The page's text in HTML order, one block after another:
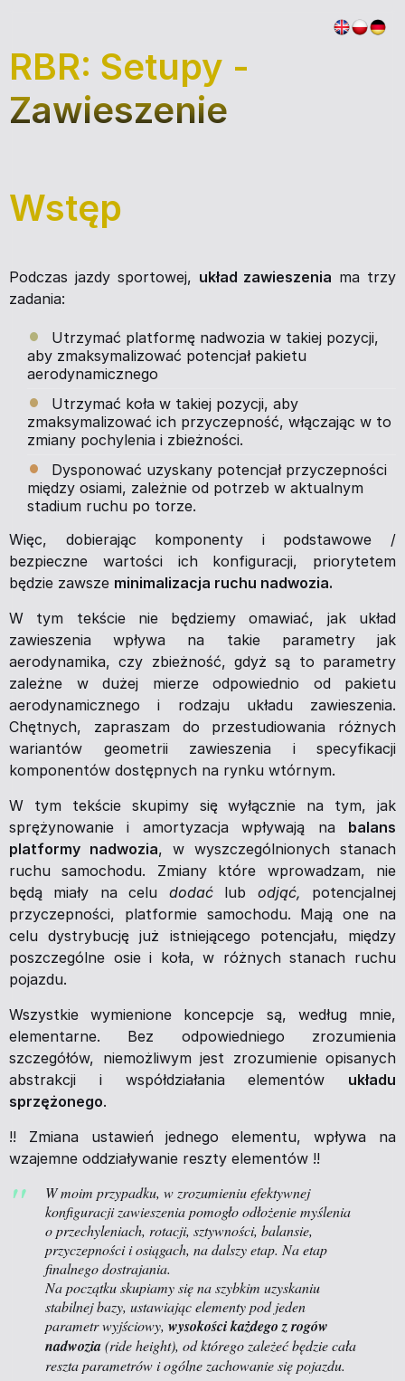
RBR: Setupy -
Zawieszenie
Wstęp
Podczas jazdy sportowej, układ zawieszenia ma trzy
zadania:
Utrzymać platformę nadwozia w takiej pozycji,
aby zmaksymalizować potencjał pakietu
aerodynamicznego
Utrzymać koła w takiej pozycji, aby
zmaksymalizować ich przyczepność, włączając w to
zmiany pochylenia i zbieżności.
Dysponować uzyskany potencjał przyczepności
między osiami, zależnie od potrzeb w aktualnym
stadium ruchu po torze.
Więc, dobierając komponenty i podstawowe /
bezpieczne wartości ich konfiguracji, priorytetem
będzie zawsze minimalizacja ruchu nadwozia.
W tym tekście nie będziemy omawiać, jak układ
zawieszenia wpływa na takie parametry jak
aerodynamika, czy zbieżność, gdyż są to parametry
zależne w dużej mierze odpowiednio od pakietu
aerodynamicznego i rodzaju układu zawieszenia.
Chętnych, zapraszam do przestudiowania różnych
wariantów geometrii zawieszenia i specyfikacji
komponentów dostępnych na rynku wtórnym.
W tym tekście skupimy się wyłącznie na tym, jak
sprężynowanie i amortyzacja wpływają na balans
platformy nadwozia, w wyszczególnionych stanach
ruchu samochodu. Zmiany które wprowadzam, nie
będą miały na celu dodaćlub odjąć, potencjalnej
przyczepności, platformie samochodu. Mają one na
celu dystrybucję już istniejącego potencjału, między
poszczególne osie i koła, w różnych stanach ruchu
pojazdu.
Wszystkie wymienione koncepcje są, według mnie,
elementarne. Bez odpowiedniego zrozumienia
szczegółów, niemożliwym jest zrozumienie opisanych
abstrakcji i współdziałania elementów układu
sprzężonego.
!! Zmiana ustawień jednego elementu, wpływa na
wzajemne oddziaływanie reszty elementów !!
W moim przypadku, w zrozumieniu efektywnej
konfiguracji zawieszenia pomogło odłożenie myślenia
o przechyleniach, rotacji, sztywności, balansie,
przyczepności i osiągach, na dalszy etap. Na etap
finalnego dostrajania.
Na początku skupiamy się na szybkim uzyskaniu
stabilnej bazy, ustawiając elementy pod jeden
parametr wyjściowy, wysokości każdego z rogów
nadwozia(ride height), od którego zależeć będzie cała
reszta parametrów i ogólne zachowanie się pojazdu.